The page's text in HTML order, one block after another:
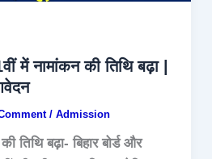
में नामांकन की तिथि बढ़ा |
/ Admission
तिथि बढ़ा- बिहार बोर्ड और